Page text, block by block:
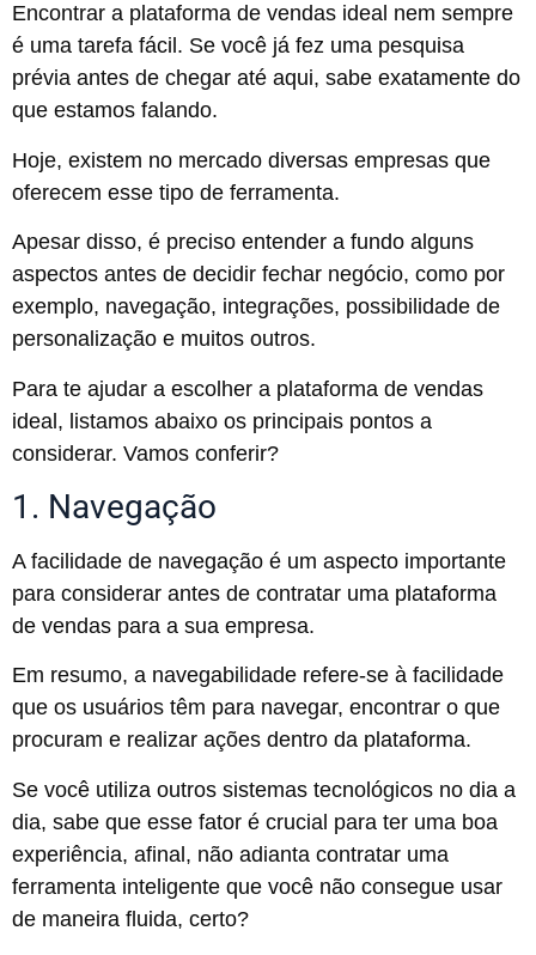
Encontrar a plataforma de vendas ideal nem sempre
é uma tarefa fácil. Se você já fez uma pesquisa
prévia antes de chegar até aqui, sabe exatamente do
que estamos falando.
Hoje, existem no mercado diversas empresas que
oferecem esse tipo de ferramenta.
Apesar disso, é preciso entender a fundo alguns
aspectos antes de decidir fechar negócio, como por
exemplo, navegação, integrações, possibilidade de
personalização e muitos outros.
Para te ajudar a escolher a plataforma de vendas
ideal, listamos abaixo os principais pontos a
considerar. Vamos conferir?
1. Navegação
A facilidade de navegação é um aspecto importante
para considerar antes de contratar uma plataforma
de vendas para a sua empresa.
Em resumo, a navegabilidade refere-se à facilidade
que os usuários têm para navegar, encontrar o que
procuram e realizar ações dentro da plataforma.
Se você utiliza outros sistemas tecnológicos no dia a
dia, sabe que esse fator é crucial para ter uma boa
experiência, afinal, não adianta contratar uma
ferramenta inteligente que você não consegue usar
de maneira fluida, certo?